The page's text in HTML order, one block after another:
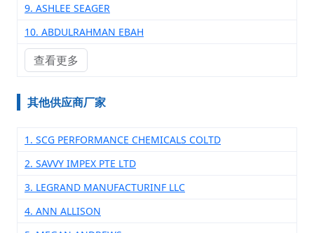
9. ASHLEE SEAGER
10. ABDULRAHMAN EBAH
查看更多
其他供应商厂家
1. SCG PERFORMANCE CHEMICALS COLTD
2. SAVVY IMPEX PTE LTD
3. LEGRAND MANUFACTURINF LLC
4. ANN ALLISON